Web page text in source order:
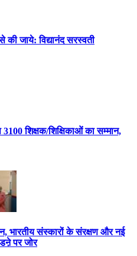
की जाये: विद्यानंद सरस्वती
शिक्षक/शिक्षिकाओं का सम्मान,
भारतीय संस्कारों के संरक्षण और नई
पर जोर